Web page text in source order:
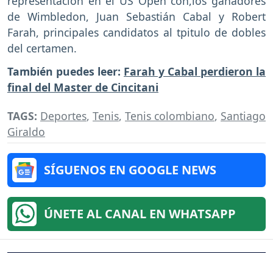
de Wimbledon, Juan Sebastián Cabal y Robert
Farah, principales candidatos al tpitulo de dobles
del certamen.
También puedes leer: Farah y Cabal perdieron la
final del Master de Cincitani
TAGS: Deportes, Tenis, Tenis colombiano, Santiago
Giraldo
SÍGUENOS EN GOOGLE NEWS
ÚNETE AL CANAL EN WHATSAPP